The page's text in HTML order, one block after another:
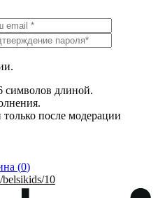
символов длиной.
после модерации
(0)
10